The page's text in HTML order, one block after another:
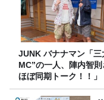
JUNK バナナマン「三大“小
MC”の一人、陣内智則
ほぼ同期トーク！！」